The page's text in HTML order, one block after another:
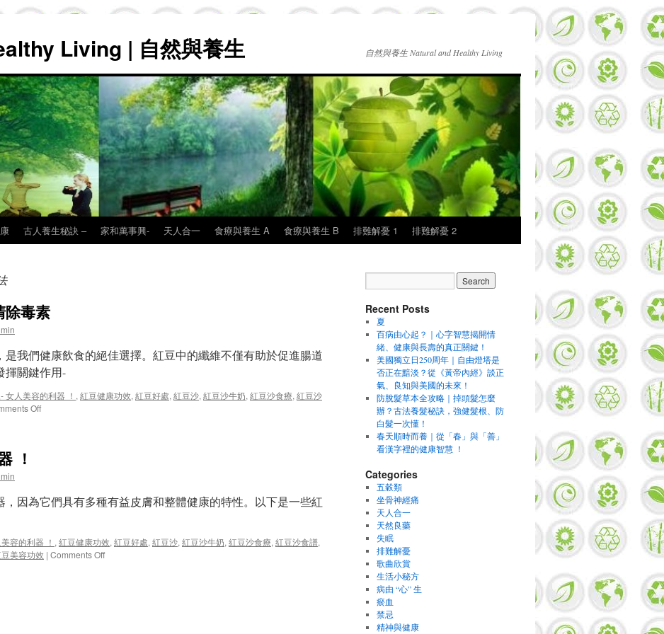
Living | 自然與養生 自然與養生 Natural and Healthy Living
古人養生秘訣 – 家和萬事興- 天人合一 食療與養生 A 食療與養生 B 排難解憂 1 排難解憂 2
除毒素
我們健康飲食的絕佳選擇。紅豆中的纖維不僅有助於促進腸道
揮關鍵作用-
女人美容的利器 ！ , 紅豆健康功效, 紅豆好處, 紅豆沙, 紅豆沙牛奶, 紅豆沙食療, 紅豆沙
Offon
量
–
毒
素
！
因為它們具有多種有益皮膚和整體健康的特性。以下是一些紅
容的利器 ！ , 紅豆健康功效, 紅豆好處, 紅豆沙, 紅豆沙牛奶, 紅豆沙食療, 紅豆沙食譜,
美容功效 | Comments Offon
Recent Posts
夏
百病由心起？｜心字智慧揭開情
緒、健康與長壽的真正關鍵！
美國獨立日250周年｜自由燈塔是
否正在黯淡？從《黃帝內經》談正
氣、良知與美國的未來！
防脫髮草本全攻略｜掉頭髮怎麼
辦？古法養髮秘訣，強健髮根、防
白髮一次懂！
春天順時而養｜從「春」與「善」
看漢字裡的健康智慧 ！
Categories
五穀類
坐骨神經痛
天人合一
天然良藥
失眠
排難解憂
歌曲欣賞
生活小秘方
病由 “心” 生
瘀血
禁忌
精神與健康